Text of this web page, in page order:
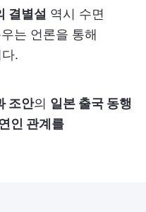
결별설 역시 수면
는 언론을 통해
.
조안의 일본 출국 동행
인 관계를